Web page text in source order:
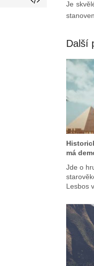
Je
Další
má
Jde o
Lesbos